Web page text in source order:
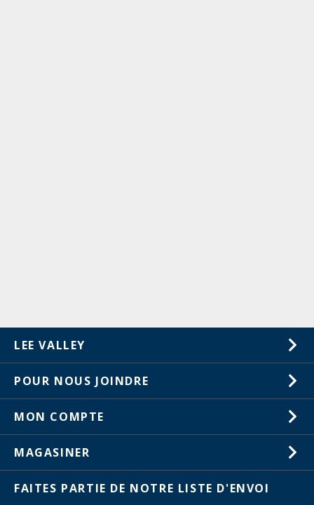
LEE VALLEY
POUR NOUS JOINDRE
Magasins
Activités en magasin
Salons commerciaux
MON COMPTE
MAGASINER
FAITES PARTIE DE NOTRE LISTE D'ENVOI